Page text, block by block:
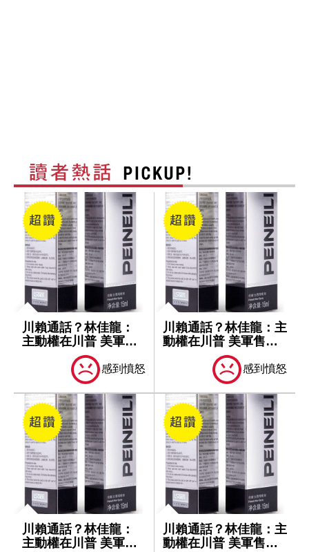
川賴通話？林佳龍：
主動權在川普 美軍售
仍依台灣關係...
感到憤怒
川賴通話？林佳龍：主
動權在川普 美軍售仍
依台灣關係...
感到憤怒
川賴通話？林佳龍：
主動權在川普 美軍售
川賴通話？林佳龍：主
動權在川普 美軍售仍